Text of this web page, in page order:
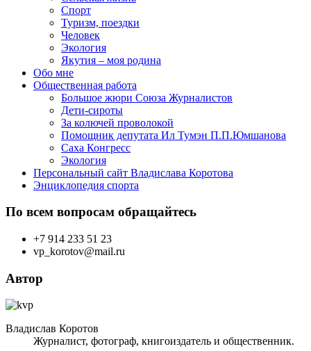
Спорт
Туризм, поездки
Человек
Экология
Якутия – моя родина
Обо мне
Общественная работа
Большое жюри Союза Журналистов
Дети-сироты
За колючей проволокой
Помощник депутата Ил Тумэн П.П.Юмшанова
Саха Конгресс
Экология
Персональный сайт Владислава Коротова
Энциклопедия спорта
По всем вопросам обращайтесь
+7 914 233 51 23
vp_korotov@mail.ru
Автор
Владислав Коротов
Журналист, фотограф, книгоиздатель и общественник.